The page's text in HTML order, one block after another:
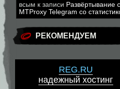
всым к записи Развёртывание
MTProxy Telegram со
РЕКОМЕНДУЕМ
REG.RU
надежный хостинг